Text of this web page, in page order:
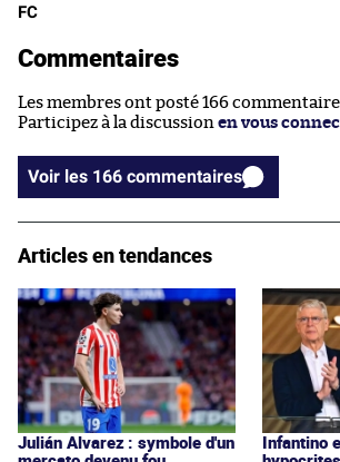
FC
Commentaires
Les membres ont posté 166
Participez à la discussion en vous
Voir les 166 commentaires
Articles en tendances
Julián Alvarez : symbole d'un
Infantino